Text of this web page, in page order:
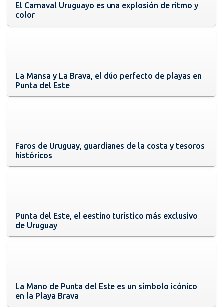
El Carnaval Uruguayo es una explosión de ritmo y
color
La Mansa y La Brava, el dúo perfecto de playas en
Punta del Este
Faros de Uruguay, guardianes de la costa y tesoros
históricos
Punta del Este, el eestino turístico más exclusivo
de Uruguay
La Mano de Punta del Este es un símbolo icónico
en la Playa Brava